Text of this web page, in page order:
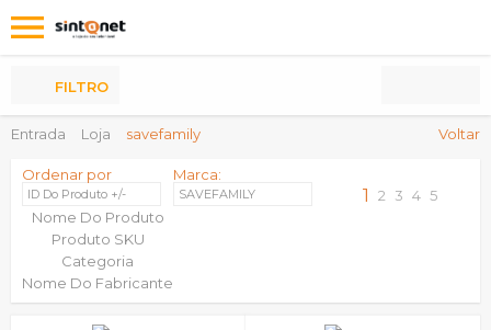
Entrada Loja savefamily Voltar
FILTRO
Ordenar por
ID Do Produto +/-
Nome Do Produto
Produto SKU
Categoria
Nome Do Fabricante
Marca:
SAVEFAMILY 1 2 3 4 5